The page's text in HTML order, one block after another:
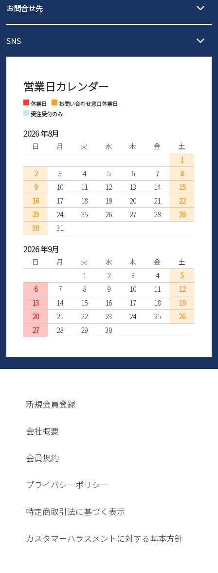
3,980円（税込）以上お買い上げで送料無料
ご利用ください。
ご利用ください。
の片道無料サービスを実施中！
ントとしても安心してご利用いただけるよう、サイズ交換の受付期
さい。
お問合せ先
営業時間：11時～17時
※土日祝はお問い合わせ窓口休業日となります。
SNS
Facebook Instagram
営業日カレンダー
休業日
お問い合わせ窓口休業日
受注受付のみ
2026 年8月
日 月 火 水 木 金
土
1
2
3 4 5 6 7
8
9
10 11 12 13 14
15
16
17 18 19 20 21
22
23
24 25 26 27 28
29
30
31
2026 年9月
日 月 火 水 木 金
土
1
2 3 4
5
6
7 8 9 10 11
12
13
14 15 16 17 18
19
20
21 22 23 24 25
26
27
28 29 30
新規会員登録
会社概要
会員規約
プライバシーポリシー
特定商取引法に基づく表示
カスタマーハラスメントに対する基本方針